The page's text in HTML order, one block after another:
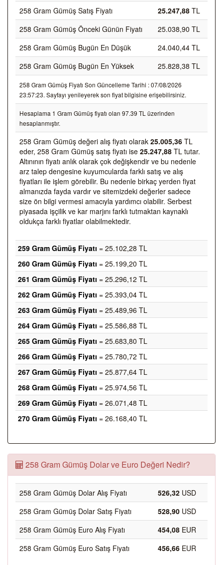
258 Gram Gümüş Satış Fiyatı
25.247,88 TL
258 Gram Gümüş Önceki Günün Fiyatı
25.038,90 TL
258 Gram Gümüş Bugün En Düşük
24.040,44 TL
258 Gram Gümüş Bugün En Yüksek
25.828,38 TL
258 Gram Gümüş Fiyatı Son Güncelleme Tarihi : 07/08/2026
23:57:23. Sayfayı yenileyerek son fiyat bilgisine erişebilirsiniz.
Hesaplama 1 Gram Gümüş fiyatı olan 97.39 TL üzerinden
hesaplanmıştır.
258 Gram Gümüş değeri alış fiyatı olarak 25.005,36 TL
eder, 258 Gram Gümüş satış fiyatı ise 25.247,88 TL tutar.
Altınının fiyatı anlık olarak çok değişkendir ve bu nedenle
arz talep dengesine kuyumcularda farklı satış ve alış
fiyatları ile işlem görebilir. Bu nedenle birkaç yerden fiyat
almanızda fayda vardır ve sitemizdeki değerler sadece
size ön bilgi vermesi amacıyla yardımcı olabilir. Serbest
piyasada işçilik ve kar marjını farklı tutmaktan kaynaklı
oldukça farklı fiyatlar olabilmektedir.
259 Gram Gümüş Fiyatı = 25.102,28 TL
260 Gram Gümüş Fiyatı = 25.199,20 TL
261 Gram Gümüş Fiyatı = 25.296,12 TL
262 Gram Gümüş Fiyatı = 25.393,04 TL
263 Gram Gümüş Fiyatı = 25.489,96 TL
264 Gram Gümüş Fiyatı = 25.586,88 TL
265 Gram Gümüş Fiyatı = 25.683,80 TL
266 Gram Gümüş Fiyatı = 25.780,72 TL
267 Gram Gümüş Fiyatı = 25.877,64 TL
268 Gram Gümüş Fiyatı = 25.974,56 TL
269 Gram Gümüş Fiyatı = 26.071,48 TL
270 Gram Gümüş Fiyatı = 26.168,40 TL
258 Gram Gümüş Dolar ve Euro Değeri Nedir?
258 Gram Gümüş Dolar Alış Fiyatı 526,32 USD
258 Gram Gümüş Dolar Satış Fiyatı
528,90 USD
258 Gram Gümüş Euro Alış Fiyatı
454,08 EUR
258 Gram Gümüş Euro Satış Fiyatı
456,66 EUR